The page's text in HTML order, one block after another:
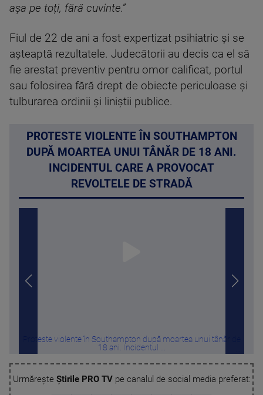
așa pe toți, fără cuvinte.”
Fiul de 22 de ani a fost expertizat psihiatric și se
așteaptă rezultatele. Judecătorii au decis ca el să
fie arestat preventiv pentru omor calificat, portul
sau folosirea fără drept de obiecte periculoase și
tulburarea ordinii și liniștii publice.
PROTESTE VIOLENTE ÎN SOUTHAMPTON
DUPĂ MOARTEA UNUI TÂNĂR DE 18 ANI.
INCIDENTUL CARE A PROVOCAT
REVOLTELE DE STRADĂ
Proteste violente în Southampton după moartea unui tânăr de
18 ani. Incidentul ...
Urmărește Știrile PRO TVpe canalul de social media preferat: